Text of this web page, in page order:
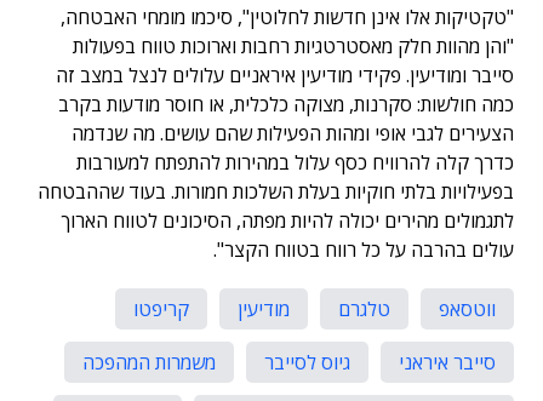
"טקטיקות אלו אינן חדשות לחלוטין", סיכמו מומחי האבטחה,
"והן מהוות חלק מאסטרטגיות רחבות וארוכות טווח בפעולות
סייבר ומודיעין. פקידי מודיעין איראניים עלולים לנצל במצב זה
כמה חולשות: סקרנות, מצוקה כלכלית, או חוסר מודעות בקרב
הצעירים לגבי אופי ומהות הפעילות שהם עושים. מה שנדמה
כדרך קלה להרוויח כסף עלול במהירות להתפתח למעורבות
בפעילויות בלתי חוקיות בעלת השלכות חמורות. בעוד שההבטחה
לתגמולים מהירים יכולה להיות מפתה, הסיכונים לטווח הארוך
עולים בהרבה על כל רווח בטווח הקצר".
ווטסאפ טלגרם מודיעין
קריפטו
סייבר איראני
גיוס לסייבר
משמרות המהפכה